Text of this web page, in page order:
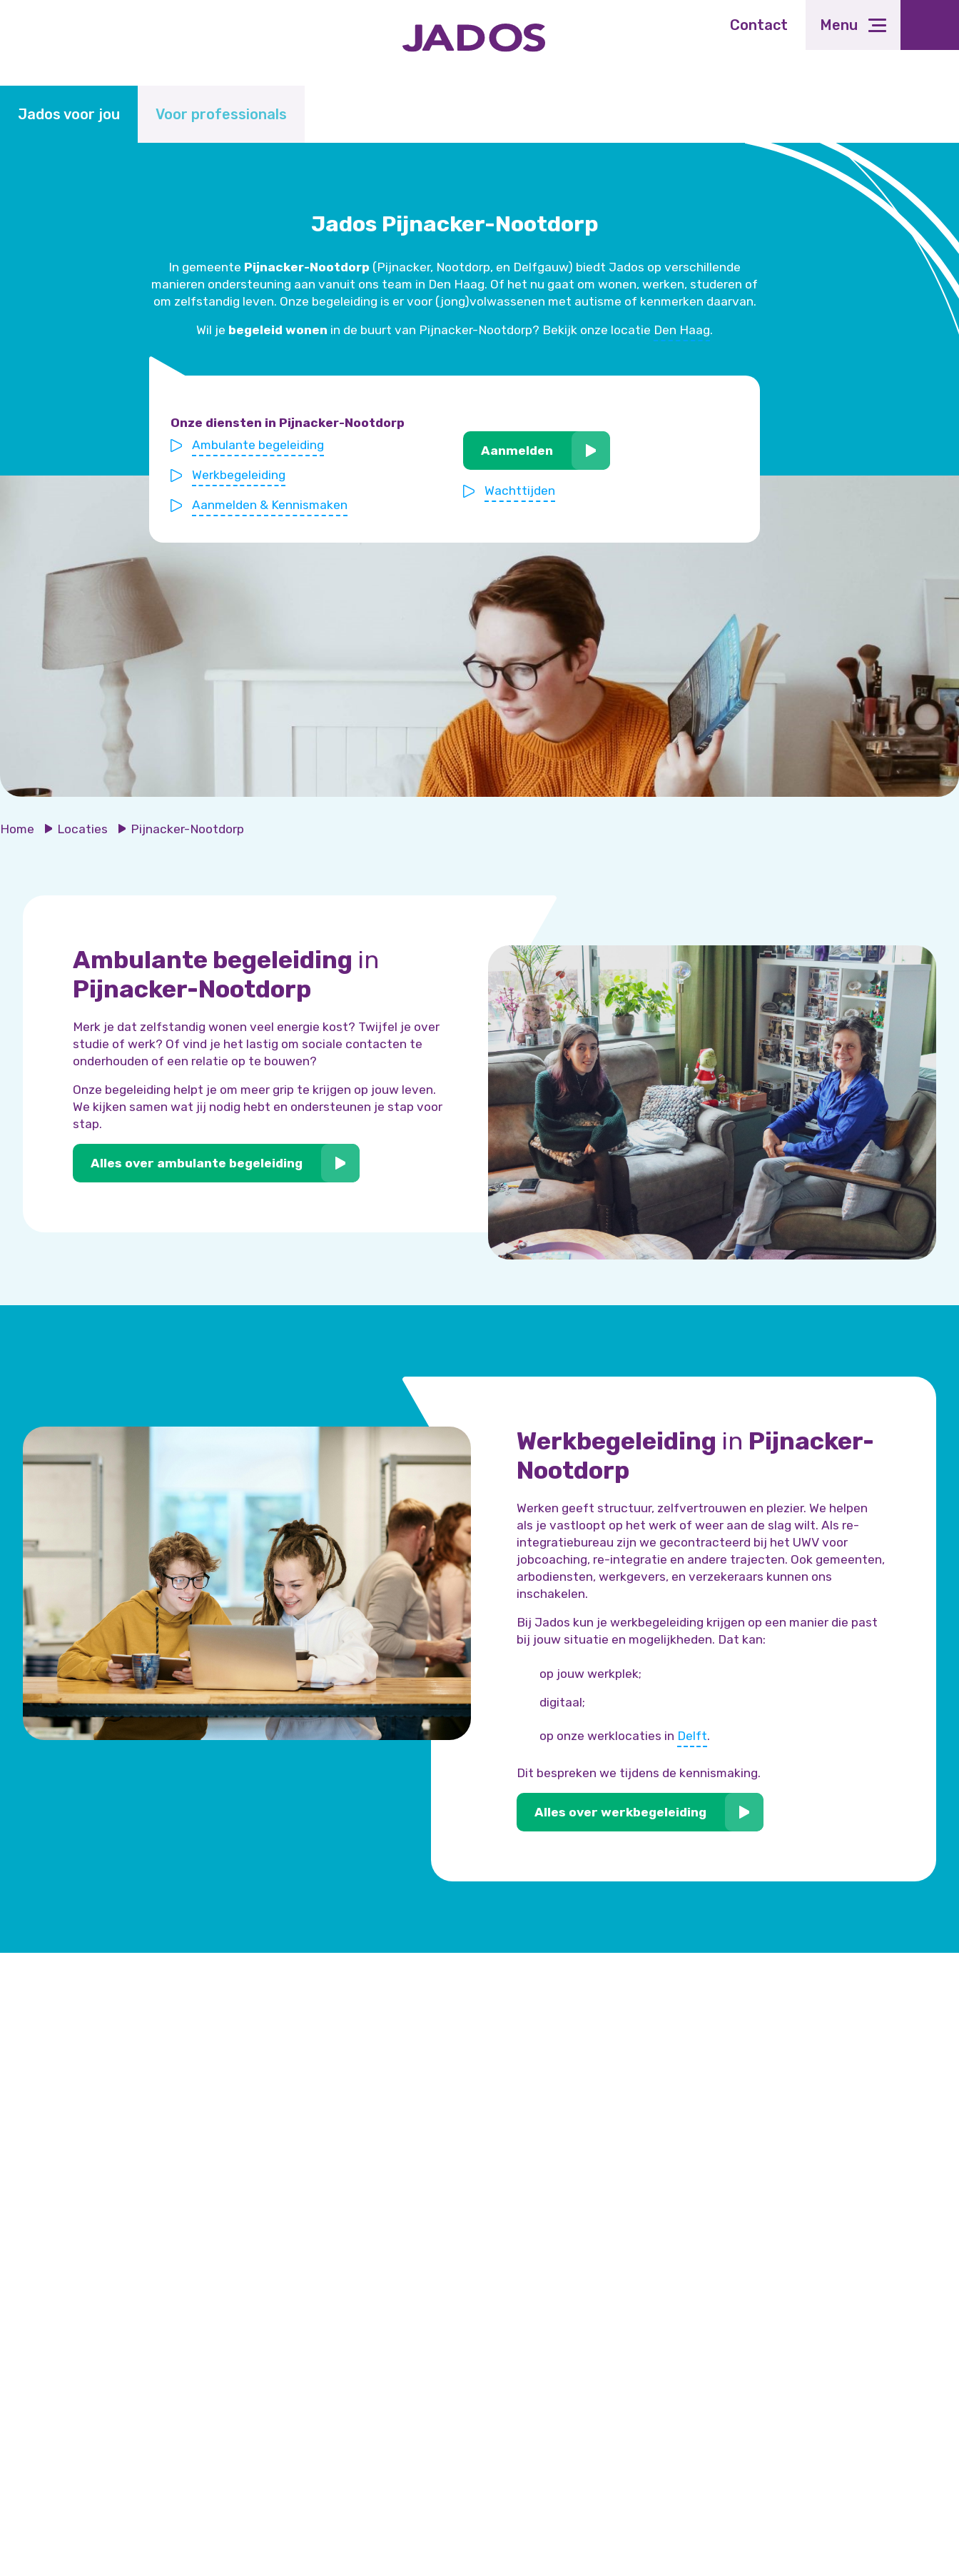
Contact Menu
Jados voor jou Voor professionals
Jados Pijnacker-Nootdorp
In gemeente Pijnacker-Nootdorp (Pijnacker, Nootdorp, en Delfgauw) biedt Jados op verschillende
manieren ondersteuning aan vanuit ons team in Den Haag. Of het nu gaat om wonen, werken, studeren of
om zelfstandig leven. Onze begeleiding is er voor (jong)volwassenen met autisme of kenmerken daarvan.
Wil je begeleid wonen in de buurt van Pijnacker-Nootdorp? Bekijk onze locatie Den Haag.
Onze diensten in Pijnacker-Nootdorp
Ambulante begeleiding
Werkbegeleiding
Aanmelden & Kennismaken
Aanmelden
Wachttijden
Home Locaties Pijnacker-Nootdorp
Ambulante begeleiding in
Pijnacker-Nootdorp
Merk je dat zelfstandig wonen veel energie kost? Twijfel je over
studie of werk? Of vind je het lastig om sociale contacten te
onderhouden of een relatie op te bouwen?
Onze begeleiding helpt je om meer grip te krijgen op jouw leven.
We kijken samen wat jij nodig hebt en ondersteunen je stap voor
stap.
Alles over ambulante begeleiding
Werkbegeleiding in Pijnacker-
Nootdorp
Werken geeft structuur, zelfvertrouwen en plezier. We helpen
als je vastloopt op het werk of weer aan de slag wilt. Als re-
integratiebureau zijn we gecontracteerd bij het UWV voor
jobcoaching, re-integratie en andere trajecten. Ook gemeenten,
arbodiensten, werkgevers, en verzekeraars kunnen ons
inschakelen.
Bij Jados kun je werkbegeleiding krijgen op een manier die past
bij jouw situatie en mogelijkheden. Dat kan:
op jouw werkplek;
digitaal;
op onze werklocaties in Delft.
Dit bespreken we tijdens de kennismaking.
Alles over werkbegeleiding